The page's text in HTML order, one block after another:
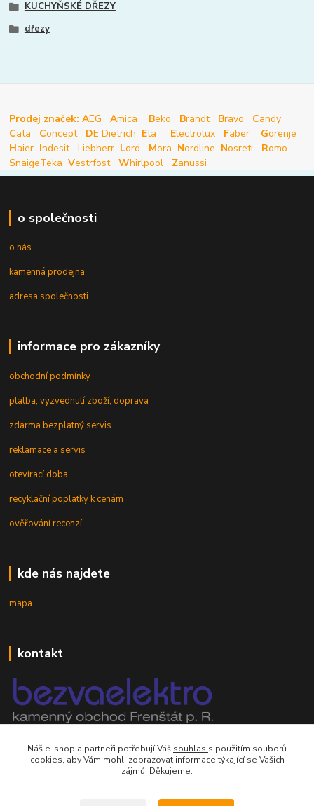
KUCHYŇSKÉ DŘEZY
dřezy
Prodej značek: AEG Amica Beko Brandt Bravo Candy
Cata Concept DE Dietrich Eta Electrolux Faber Gorenje
Haier Indesit Liebherr Lord Mora Nordline Nosreti Romo
SnaigeTeka Vestrfost Whirlpool Zanussi
o společnosti
o nás
kamenná prodejna
adresa společnosti
informace pro zákazníky
obchodní podmínky
platba, vyzvednutí zboží, doprava
zdarma bezplatný servis
reklamace a servis
otevírací doba
recyklační poplatky k cenám
ověřování recenzí
kde nás najdete
mapa
kontakt
mobil 605 268 512
Po-Pá, 8-16 hod.
Náš e-shop a partneři potřebují Váš souhlas s použitím souborů
cookies, aby Vám mohli zobrazovat informace týkající se Vašich
zájmů. Děkujeme.